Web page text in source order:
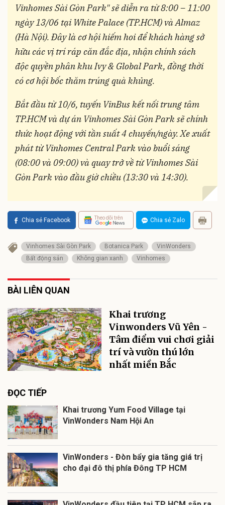
Vinhomes Sài Gòn Park" sẽ diễn ra từ 8:00 – 11:00
ngày 13/06 tại White Palace (TP.HCM) và Almaz
(Hà Nội). Đây là cơ hội hiếm hoi để khách hàng sở
hữu các vị trí ráp căn đắc địa, nhận chính sách
độc quyền phân khu Ivy & Global Park, đồng thời
có cơ hội bốc thăm trúng quà khủng.
Bắt đầu từ 10/6, ​tuyến VinBus kết nối trung tâm
TP.HCM và dự án Vinhomes Sài Gòn Park sẽ chính
thức hoạt động với tần suất 4 chuyến/ngày. Xe xuất
phát từ Vinhomes Central Park vào buổi sáng
(08:00 và 09:00) và quay trở về từ Vinhomes Sài
Gòn Park vào đầu giờ chiều (13:30 và 14:30).
Chia sẻ Facebook Theo dõi trên Chia sẻ Zalo
Vinhomes Sài Gòn Park Botanica Park
VinWonders
Bất động sản
Không gian xanh Vinhomes
BÀI LIÊN QUAN
Khai trương
Vinwonders Vũ Yên -
Tâm điểm vui chơi giải
trí và vườn thú lớn
nhất miền Bắc
ĐỌC TIẾP
Khai trương Yum Food Village tại
VinWonders Nam Hội An
VinWonders - Đòn bẩy gia tăng giá trị
cho đại đô thị phía Đông TP HCM